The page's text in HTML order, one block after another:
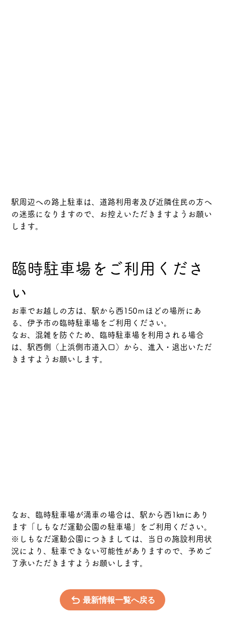
駅周辺への路上駐車は、道路利用者及び近隣住民の方へ
の迷惑になりますので、お控えいただきますようお願い
します。
臨時駐車場をご利用くださ
い
お車でお越しの方は、駅から西150ｍほどの場所にあ
る、伊予市の臨時駐車場をご利用ください。
なお、混雑を防ぐため、臨時駐車場を利用される場合
は、駅西側（上浜側市道入口）から、進入・退出いただ
きますようお願いします。
なお、臨時駐車場が満車の場合は、駅から西1㎞にあり
ます「しもなだ運動公園の駐車場」をご利用ください。
※しもなだ運動公園につきましては、当日の施設利用状
況により、駐車できない可能性がありますので、予めご
了承いただきますようお願いします。
最新情報一覧へ戻る